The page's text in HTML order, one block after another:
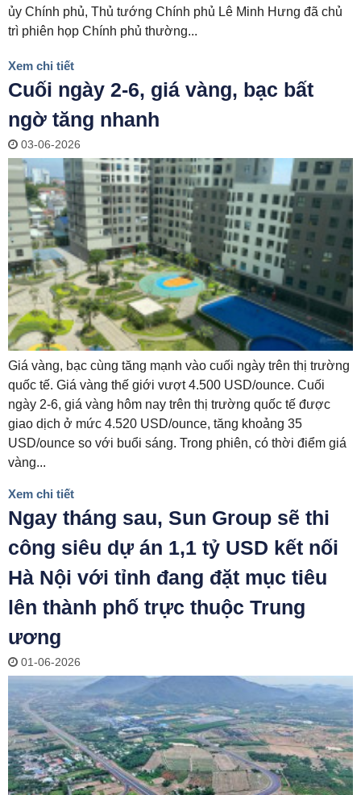
ủy Chính phủ, Thủ tướng Chính phủ Lê Minh Hưng đã chủ
trì phiên họp Chính phủ thường...
Xem chi tiết
Cuối ngày 2-6, giá vàng, bạc bất
ngờ tăng nhanh
03-06-2026
Giá vàng, bạc cùng tăng mạnh vào cuối ngày trên thị trường
quốc tế. Giá vàng thế giới vượt 4.500 USD/ounce. Cuối
ngày 2-6, giá vàng hôm nay trên thị trường quốc tế được
giao dịch ở mức 4.520 USD/ounce, tăng khoảng 35
USD/ounce so với buổi sáng. Trong phiên, có thời điểm giá
vàng...
Xem chi tiết
Ngay tháng sau, Sun Group sẽ thi
công siêu dự án 1,1 tỷ USD kết nối
Hà Nội với tỉnh đang đặt mục tiêu
lên thành phố trực thuộc Trung
ương
01-06-2026